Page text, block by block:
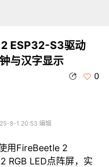
ESP32-S3驱动
与汉字显示
0
8-1 20:53 编辑
用FireBeetle 2
RGB LED点阵屏，实